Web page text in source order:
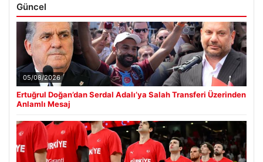
Güncel
05/08/2026
Ertuğrul Doğan’dan Serdal Adalı’ya Salah Transferi Üzerinden
Anlamlı Mesaj